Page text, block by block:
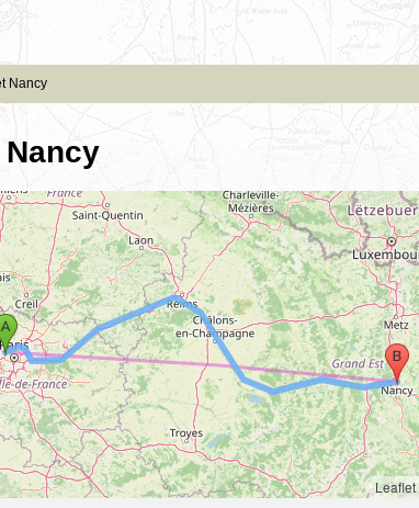
Nancy
Leaflet